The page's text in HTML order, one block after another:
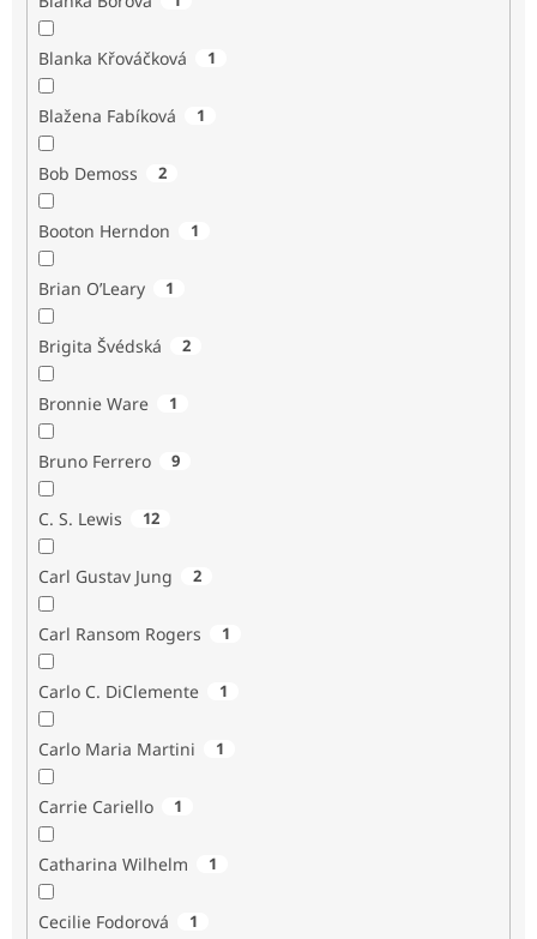
Blanka Křováčková 1
Blažena Fabíková 1
Bob Demoss 2
Booton Herndon 1
Brian O’Leary 1
Brigita Švédská 2
Bronnie Ware 1
Bruno Ferrero 9
C. S. Lewis 12
Carl Gustav Jung 2
Carl Ransom Rogers 1
Carlo C. DiClemente 1
Carlo Maria Martini 1
Carrie Cariello 1
Catharina Wilhelm 1
Cecilie Fodorová 1